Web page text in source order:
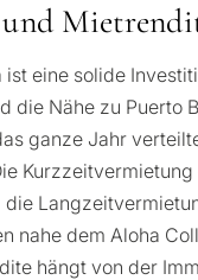
eine solide
die Nähe zu Puerto
ganze Jahr
nahe dem Aloha
hängt von der